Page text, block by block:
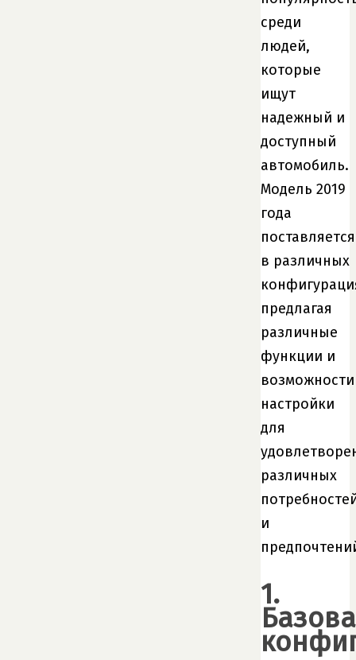
среди
людей,
которые
ищут
надежный и
доступный
автомобиль.
Модель 2019
года
поставляется
в различных
предлагая
различные
функции и
возможности
настройки
для
различных
и
1.